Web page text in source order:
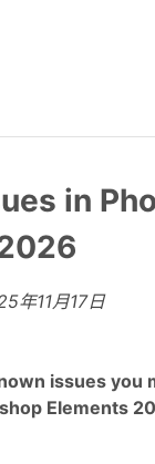
in
年11月17日
issues you
Elements